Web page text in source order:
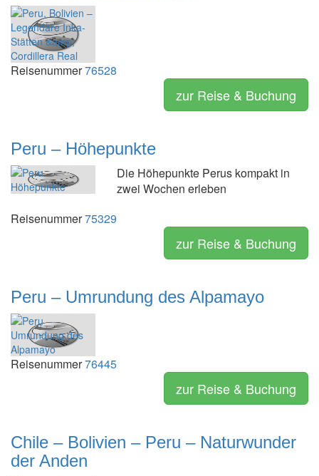
Reisenummer76528
zur Reise & Buchung
Peru – Höhepunkte
Die Höhepunkte Perus kompakt in
zwei Wochen erleben
Reisenummer75329
zur Reise & Buchung
Peru – Umrundung des Alpamayo
Reisenummer76445
zur Reise & Buchung
Chile – Bolivien – Peru – Naturwunder
der Anden